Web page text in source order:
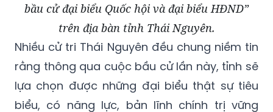
bầu cử đại biểu Quốc hội và đại biểu HĐND”
trên địa bàn tỉnh Thái Nguyên.
Nhiều cử tri Thái Nguyên đều chung niềm tin
rằng thông qua cuộc bầu cử lần này, tỉnh sẽ
lựa chọn được những đại biểu thật sự tiêu
biểu, có năng lực, bản lĩnh chính trị vững